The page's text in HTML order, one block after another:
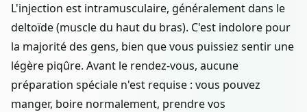
L'injection est intramusculaire, généralement dans le
deltoïde (muscle du haut du bras). C'est indolore pour
la majorité des gens, bien que vous puissiez sentir une
légère piqûre. Avant le rendez-vous, aucune
préparation spéciale n'est requise : vous pouvez
manger, boire normalement, prendre vos